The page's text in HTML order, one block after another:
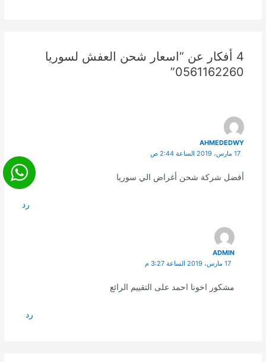
4 أفكار عن “اسعار شحن العفش لسوريا
0561162260”
AHMEDEDWY
17 مارس، 2019 الساعة 2:44 ص
أفضل شركة شحن أغراض الي سوريا
رد
ADMIN
17 مارس، 2019 الساعة 3:27 م
مشكور اخونا احمد على التقييم الرائع
رد